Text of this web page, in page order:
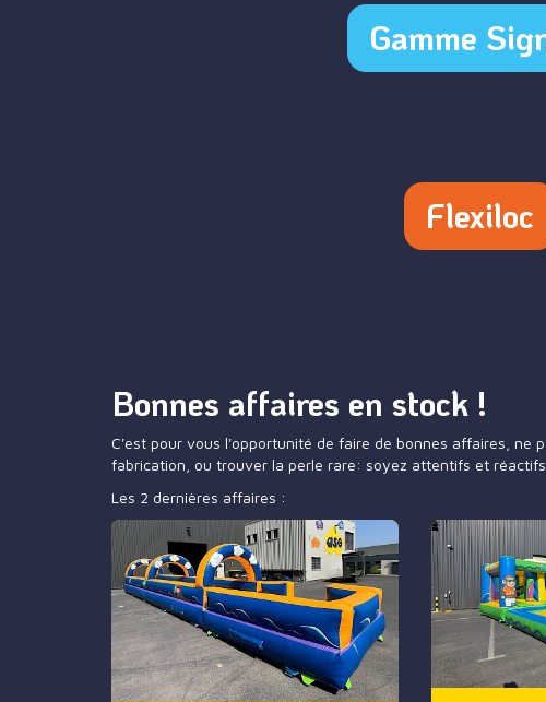
Gamme
Flexiloc
Bonnes affaires en stock !
C'est pour vous l'opportunité de faire de bonnes affaires, ne
fabrication, ou trouver la perle rare: soyez attentifs et
Les 2 dernières affaires :